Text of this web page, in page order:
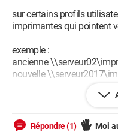
sur certains profils
imprimantes qui pointent
exemple :
ancienne
nouvelle
Or, je ne réussis pas à les
sous la session utilisateur...
Répondre (1) Moi